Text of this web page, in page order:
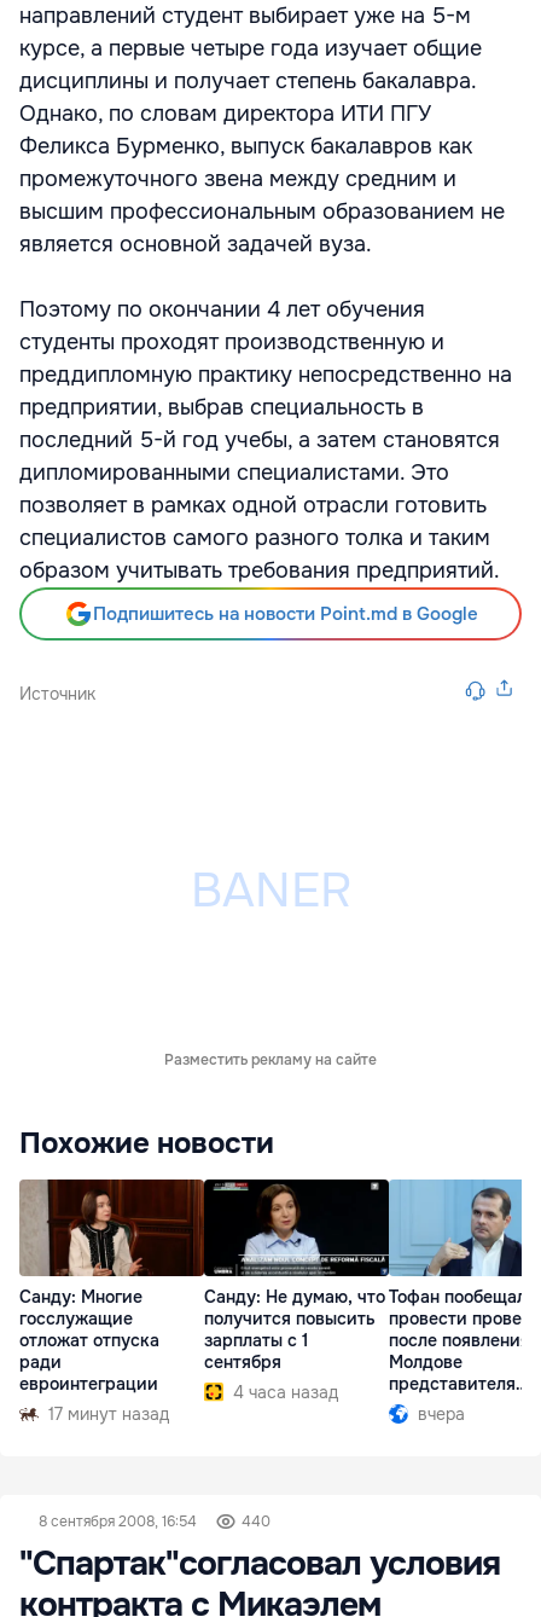
направлений студент выбирает уже на 5-м
курсе, а первые четыре года изучает общие
дисциплины и получает степень бакалавра.
Однако, по словам директора ИТИ ПГУ
Феликса Бурменко, выпуск бакалавров как
промежуточного звена между средним и
высшим профессиональным образованием не
является основной задачей вуза.
Поэтому по окончании 4 лет обучения
студенты проходят производственную и
преддипломную практику непосредственно на
предприятии, выбрав специальность в
последний 5-й год учебы, а затем становятся
дипломированными специалистами. Это
позволяет в рамках одной отрасли готовить
специалистов самого разного толка и таким
образом учитывать требования предприятий.
Подпишитесь на новости Point.md в Google
Источник
Разместить рекламу на сайте
Похожие новости
Санду: Многие
госслужащие
отложат отпуска
ради
евроинтеграции
17 минут назад
Санду: Не думаю, что
получится повысить
зарплаты с 1
сентября
4 часа назад
Тофан пообещал
провести
после появления
Молдове
представителя
Южной Осетии
вчера
8 сентября 2008, 16:54 440
"Спартак"согласовал условия
контракта с Микаэлем